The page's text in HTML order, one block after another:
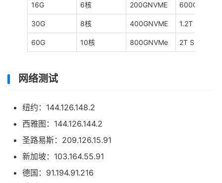
16G 6核 200GNVME 600G SSD
30G 8核 400GNVME 1.2T SSD
60G 10核 800GNVMe 2T SSD
网络测试
纽约：144.126.148.2
西雅图：144.126.144.2
圣路易斯：209.126.15.91
新加坡：103.164.55.91
德国：91.194.91.216